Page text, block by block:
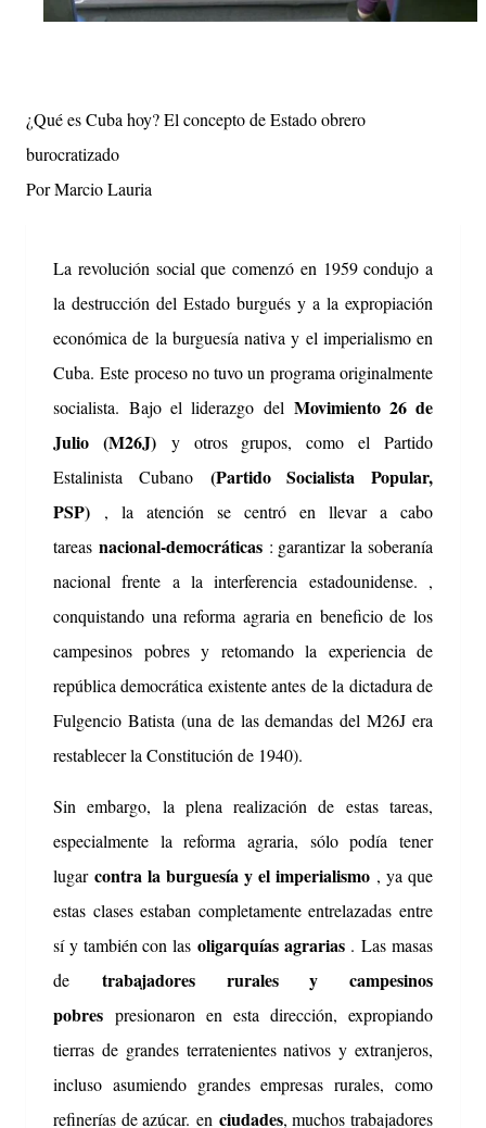
¿Qué es Cuba hoy? El concepto de Estado obrero
burocratizado
Por Marcio Lauria
La revolución social que comenzó en 1959 condujo a
la destrucción del Estado burgués y a la expropiación
económica de la burguesía nativa y el imperialismo en
Cuba.Este proceso no tuvo un programa originalmente
socialista.Bajo el liderazgo del Movimiento 26 de
Julio (M26J)y otros grupos, como el Partido
Estalinista Cubano (Partido Socialista Popular,
PSP) , la atención se centró en llevar a cabo
tareas nacional-democráticas: garantizar la soberanía
nacional frente a la interferencia estadounidense. ,
conquistando una reforma agraria en beneficio de los
campesinos pobres y retomando la experiencia de
república democrática existente antes de la dictadura de
Fulgencio Batista (una de las demandas del M26J era
restablecer la Constitución de 1940).
Sin embargo, la plena realización de estas tareas,
especialmente la reforma agraria, sólo podía tener
lugar contra la burguesía y el imperialismo , ya que
estas clases estaban completamente entrelazadas entre
sí y también con las oligarquías agrarias.Las masas
de trabajadores rurales y campesinos
pobres presionaron en esta dirección, expropiando
tierras de grandes terratenientes nativos y extranjeros,
incluso asumiendo grandes empresas rurales, como
refinerías de azúcar. en ciudades, muchos trabajadores